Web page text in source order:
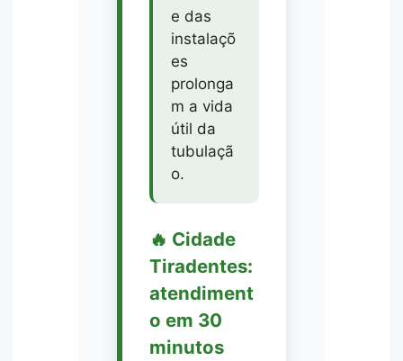
e das
instalaçõ
es
prolonga
m a vida
útil da
tubulaçã
o.
🔥 Cidade
Tiradentes:
atendiment
o em 30
minutos